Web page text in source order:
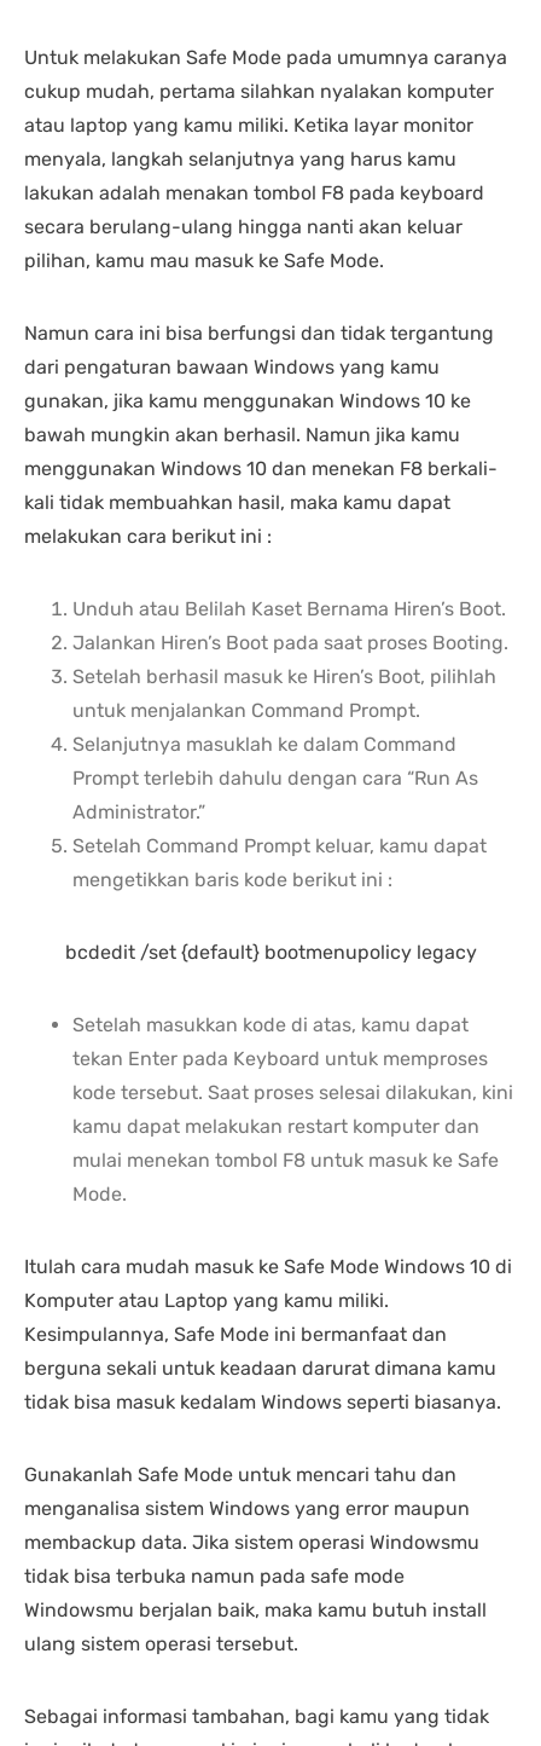
Untuk melakukan Safe Mode pada umumnya caranya
cukup mudah, pertama silahkan nyalakan komputer
atau laptop yang kamu miliki. Ketika layar monitor
menyala, langkah selanjutnya yang harus kamu
lakukan adalah menakan tombol F8 pada keyboard
secara berulang-ulang hingga nanti akan keluar
pilihan, kamu mau masuk ke Safe Mode.
Namun cara ini bisa berfungsi dan tidak tergantung
dari pengaturan bawaan Windows yang kamu
gunakan, jika kamu menggunakan Windows 10 ke
bawah mungkin akan berhasil. Namun jika kamu
menggunakan Windows 10 dan menekan F8 berkali-
kali tidak membuahkan hasil, maka kamu dapat
melakukan cara berikut ini :
Unduh atau Belilah Kaset Bernama Hiren’s Boot.
Jalankan Hiren’s Boot pada saat proses Booting.
Setelah berhasil masuk ke Hiren’s Boot, pilihlah
untuk menjalankan Command Prompt.
Selanjutnya masuklah ke dalam Command
Prompt terlebih dahulu dengan cara “Run As
Administrator.”
Setelah Command Prompt keluar, kamu dapat
mengetikkan baris kode berikut ini :
bcdedit /set {default} bootmenupolicy legacy
Setelah masukkan kode di atas, kamu dapat
tekan Enter pada Keyboard untuk memproses
kode tersebut. Saat proses selesai dilakukan, kini
kamu dapat melakukan restart komputer dan
mulai menekan tombol F8 untuk masuk ke Safe
Mode.
Itulah cara mudah masuk ke Safe Mode Windows 10 di
Komputer atau Laptop yang kamu miliki.
Kesimpulannya, Safe Mode ini bermanfaat dan
berguna sekali untuk keadaan darurat dimana kamu
tidak bisa masuk kedalam Windows seperti biasanya.
Gunakanlah Safe Mode untuk mencari tahu dan
menganalisa sistem Windows yang error maupun
membackup data. Jika sistem operasi Windowsmu
tidak bisa terbuka namun pada safe mode
Windowsmu berjalan baik, maka kamu butuh install
ulang sistem operasi tersebut.
Sebagai informasi tambahan, bagi kamu yang tidak